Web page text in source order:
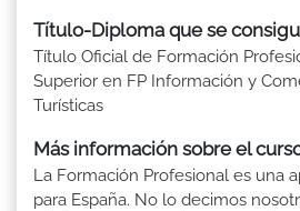
Título-Diploma que se
Título Oficial de Formación
Superior en FP Información y
Turísticas
Más información sobre el
La Formación Profesional es una
para España. No lo decimos